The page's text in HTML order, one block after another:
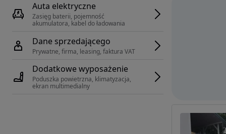
Auta elektryczne
Zasięg baterii, pojemność
akumulatora, kabel do ładowania
Dane sprzedającego
Prywatne, firma, leasing, faktura VAT
Dodatkowe wyposażenie
Poduszka powietrzna, klimatyzacja,
ekran multimedialny